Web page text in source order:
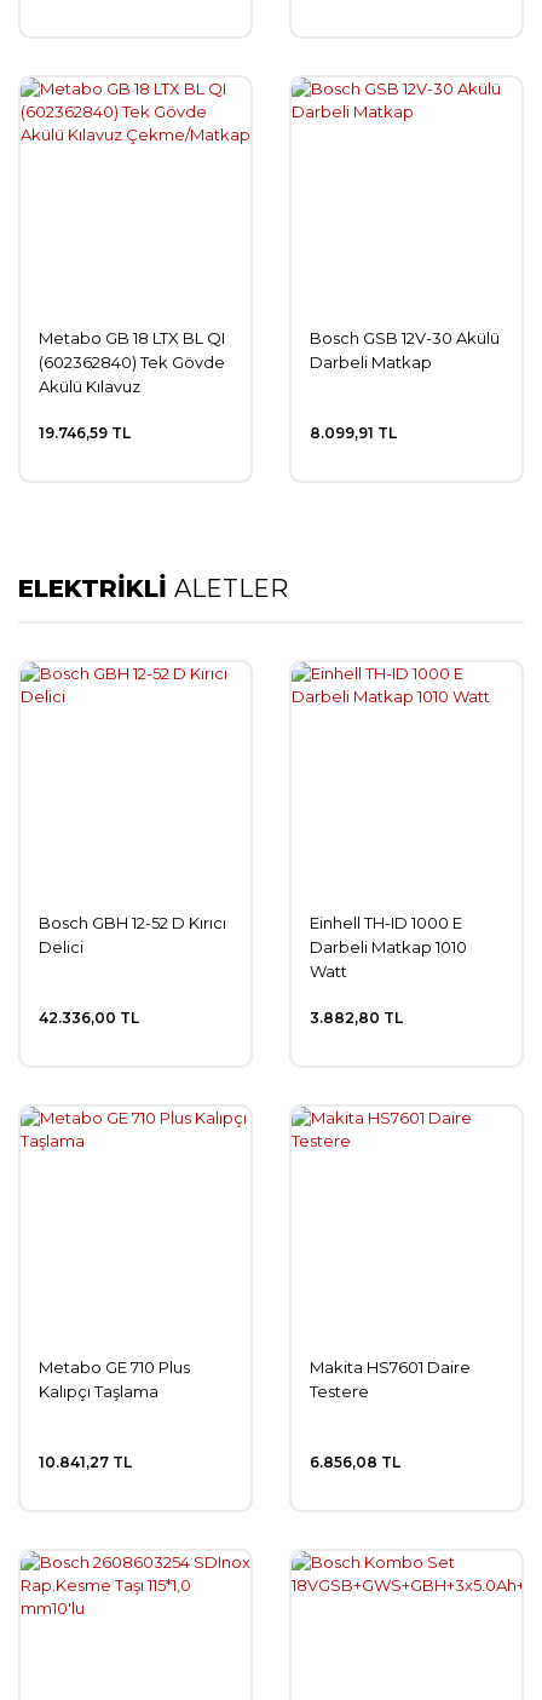
Metabo GB 18 LTX BL QI
(602362840) Tek Gövde
Akülü Kılavuz
19.746,59 TL
Bosch GSB 12V-30 Akülü
Darbeli Matkap
8.099,91 TL
ELEKTRİKLİ ALETLER
Bosch GBH 12-52 D Kırıcı
Delici
42.336,00 TL
Einhell TH-ID 1000 E
Darbeli Matkap 1010
Watt
3.882,80 TL
Metabo GE 710 Plus
Kalıpçı Taşlama
10.841,27 TL
Makita HS7601 Daire
Testere
6.856,08 TL